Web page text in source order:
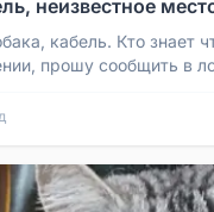
неизвестное
кабель. Кто знает
прошу сообщить в